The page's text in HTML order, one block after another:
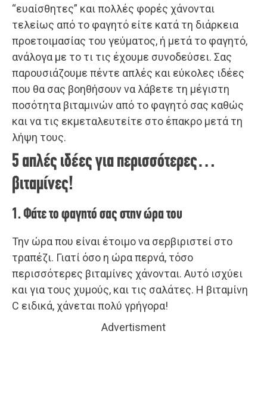
“ευαίσθητες” και πολλές φορές χάνονται
τελείως από το φαγητό είτε κατά τη διάρκεια
προετοιμασίας του γεύματος, ή μετά το φαγητό,
ανάλογα με το τι τις έχουμε συνοδεύσει. Σας
παρουσιάζουμε πέντε απλές και εύκολες ιδέες
που θα σας βοηθήσουν να λάβετε τη μέγιστη
ποσότητα βιταμινών από το φαγητό σας καθώς
και να τις εκμεταλευτείτε στο έπακρο μετά τη
λήψη τους.
5 απλές ιδέες για περισσότερες…
βιταμίνες!
1. Φάτε το φαγητό σας στην ώρα του
Την ώρα που είναι έτοιμο να σερβιριστεί στο
τραπέζι. Γιατί όσο η ώρα περνά, τόσο
περισσότερες βιταμίνες χάνονται. Αυτό ισχύει
και για τους χυμούς, και τις σαλάτες. Η βιταμίνη
C ειδικά, χάνεται πολύ γρήγορα!
Advertisment